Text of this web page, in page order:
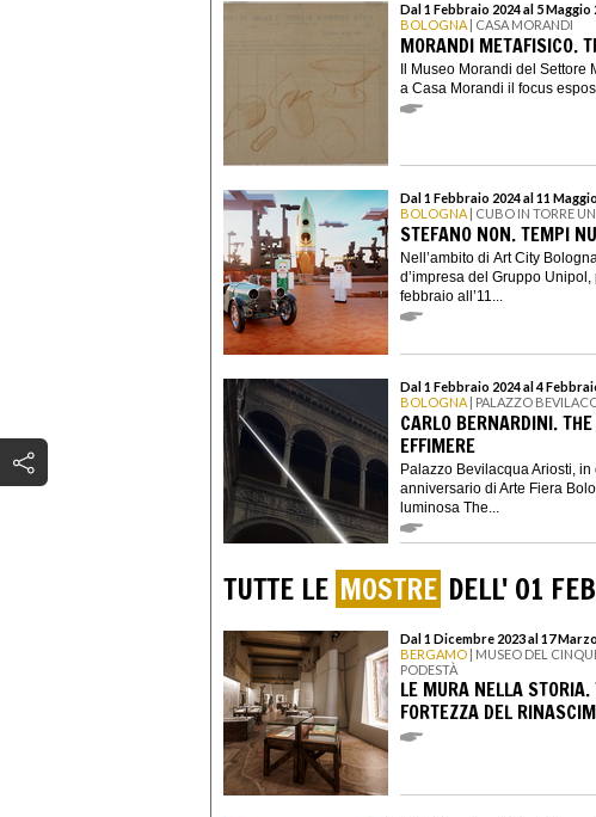
Dal 1 Febbraio 2024 al 5 Maggio
BOLOGNA | CASA MORANDI
MORANDI METAFISICO.
Il Museo Morandi del Settore
a Casa Morandi il focus
Dal 1 Febbraio 2024 al 11
BOLOGNA | CUBO IN TORRE
STEFANO NON. TEMPI
Nell’ambito di Art City
d’impresa del Gruppo
febbraio all’11...
Dal 1 Febbraio 2024 al 4
BOLOGNA | PALAZZO
CARLO BERNARDINI.
EFFIMERE
Palazzo Bevilacqua Ariosti,
anniversario di Arte Fiera
luminosa The...
TUTTE LE MOSTRE DELL' 01
Dal 1 Dicembre 2023 al 17
BERGAMO | MUSEO DEL
PODESTÀ
LE MURA NELLA
FORTEZZA DEL